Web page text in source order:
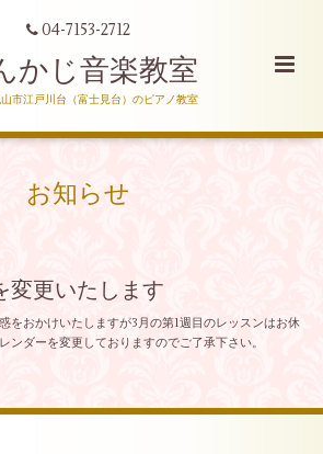
04-7153-2712
かじ音楽教室
市江戸川台（富士見台）のピアノ教室
お知らせ
変更いたします
をおかけいたしますが3月の第1週目のレッスンはお休
ンダーを変更しておりますのでご了承下さい。